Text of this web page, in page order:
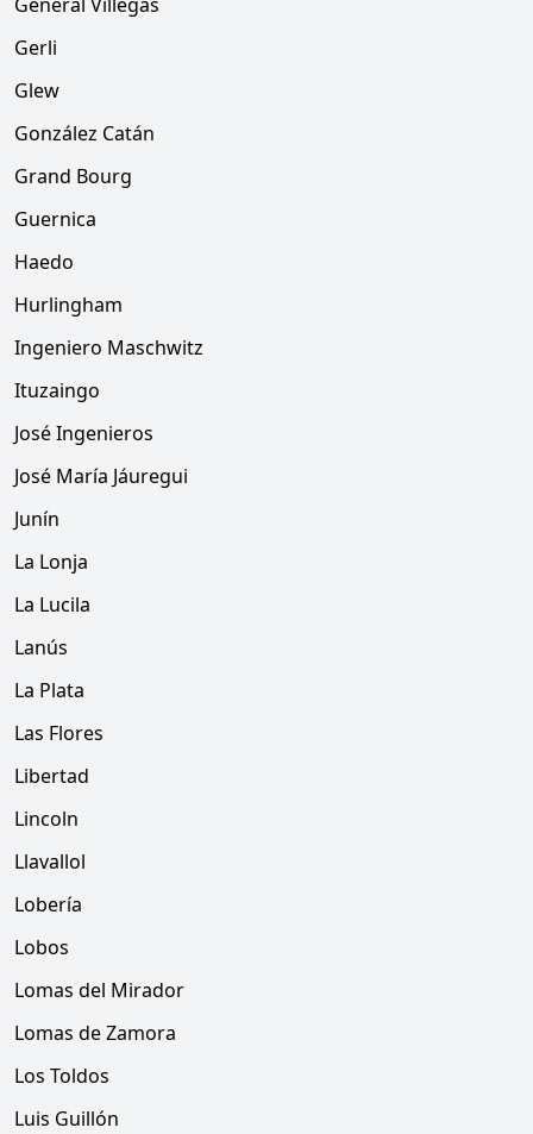
Gerli
Glew
González Catán
Grand Bourg
Guernica
Haedo
Hurlingham
Ingeniero Maschwitz
Ituzaingo
José Ingenieros
José María Jáuregui
Junín
La Lonja
La Lucila
Lanús
La Plata
Las Flores
Libertad
Lincoln
Llavallol
Lobería
Lobos
Lomas del Mirador
Lomas de Zamora
Los Toldos
Luis Guillón